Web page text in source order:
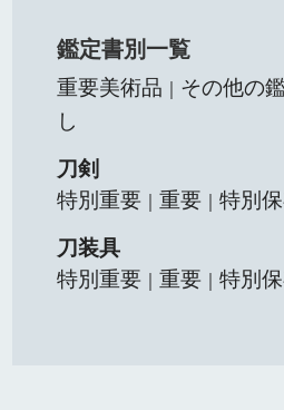
鑑定書別一覧
重要美術品 その他の
し
刀剣
特別重要 ｜重要 ｜特別
刀装具
特別重要 ｜重要 ｜特別